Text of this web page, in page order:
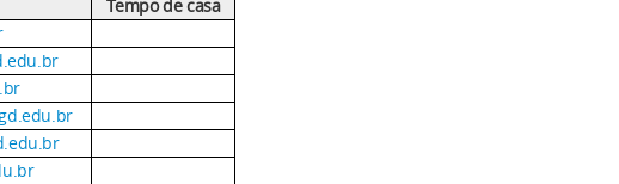
Tempo de casa